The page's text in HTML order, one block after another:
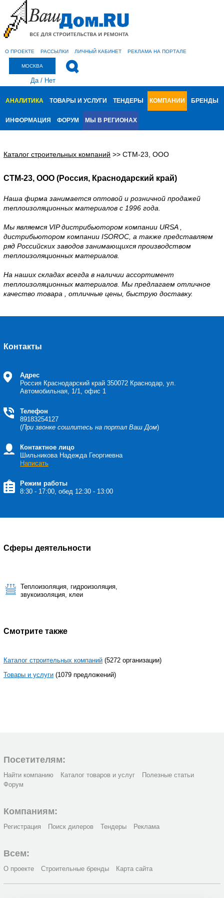
О ПРОЕКТЕ РАССЫЛКИ ЛИЧНЫЙ КАБИНЕТ РЕКЛАМА НА ПОРТАЛЕ
МОСКВА
Да/ Нет
АНАЛИТИКА ТОВАРЫ И УСЛУГИ ТЕНДЕРЫ КОМПАНИИ БРЕНДЫ
ИНФОРМАЦИЯ ФОРУМ МЫ В РЕГИОНАХ
Каталог строительных компаний >> СТМ-23, ООО
СТМ-23, ООО (Россия, Краснодарский край)
Наша фирма занимается оптовой и розничной продажей
теплоизоляционных материалов с 1996 года.
Мы являемся VIP дистрибьютором компании URSA ,
дистрибьютором компании ISOROC, а также представляем
ряд Российских заводов занимающихся производством
теплоизоляционных материалов.
На наших складах всегда в наличии ассортимент
теплоизоляционных материалов. Мы предлагаем отличное
качество товара , отличные цены, быструю доставку.
Контакты
Адрес
Россия Краснодарский край 350072 Краснодар, ул.
Автомобильная, 1/1, офис 1
Телефон
89183254127
(При звонке сошлитесь на портал Ваш Дом)
Контактное лицо
Шильникова Надежда Георгиевна
Написать
Режим работы
8:30 - 17:00, обед 12:30 - 13:00
Сферы деятельности
Теплоизоляция, гидроизоляция,
звукоизоляция, клеи
Смотрите также
Каталог строительных компаний (5272 организации)
Товары и услуги (1079 предложений)
Посетителям:
Найти компанию Каталог товаров и услуг
Полезные статьи
Форум
Компаниям:
Регистрация Поиск дилеров Тендеры Реклама
Всем:
О проекте Строительные бренды Карта сайта